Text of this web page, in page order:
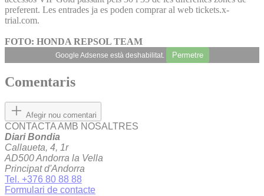
preferent. Les entrades ja es poden comprar al web tickets.x-
trial.com.
FOTO: HONDA REPSOL TEAM
Google Adsense està deshabilitat. Permetre
Comentaris
Afegir nou comentari
CONTACTA AMB NOSALTRES
Diari Bondia
Callaueta, 4, 1r
AD500 Andorra la Vella
Principat d'Andorra
Tel. +376 80 88 88
Formulari de contacte